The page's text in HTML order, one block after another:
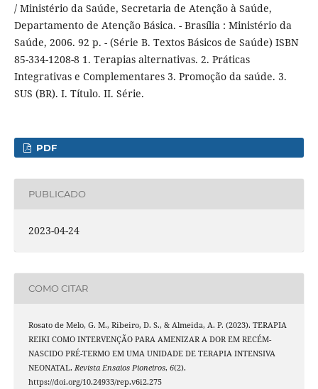
/ Ministério da Saúde, Secretaria de Atenção à Saúde,
Departamento de Atenção Básica. - Brasília : Ministério da
Saúde, 2006. 92 p. - (Série B. Textos Básicos de Saúde) ISBN
85-334-1208-8 1. Terapias alternativas. 2. Práticas
Integrativas e Complementares 3. Promoção da saúde. 3.
SUS (BR). I. Título. II. Série.
PDF
PUBLICADO
2023-04-24
COMO CITAR
Rosato de Melo, G. M., Ribeiro, D. S., & Almeida, A. P. (2023). TERAPIA
REIKI COMO INTERVENÇÃO PARA AMENIZAR A DOR EM RECÉM-
NASCIDO PRÉ-TERMO EM UMA UNIDADE DE TERAPIA INTENSIVA
NEONATAL. Revista Ensaios Pioneiros, 6(2).
https://doi.org/10.24933/rep.v6i2.275